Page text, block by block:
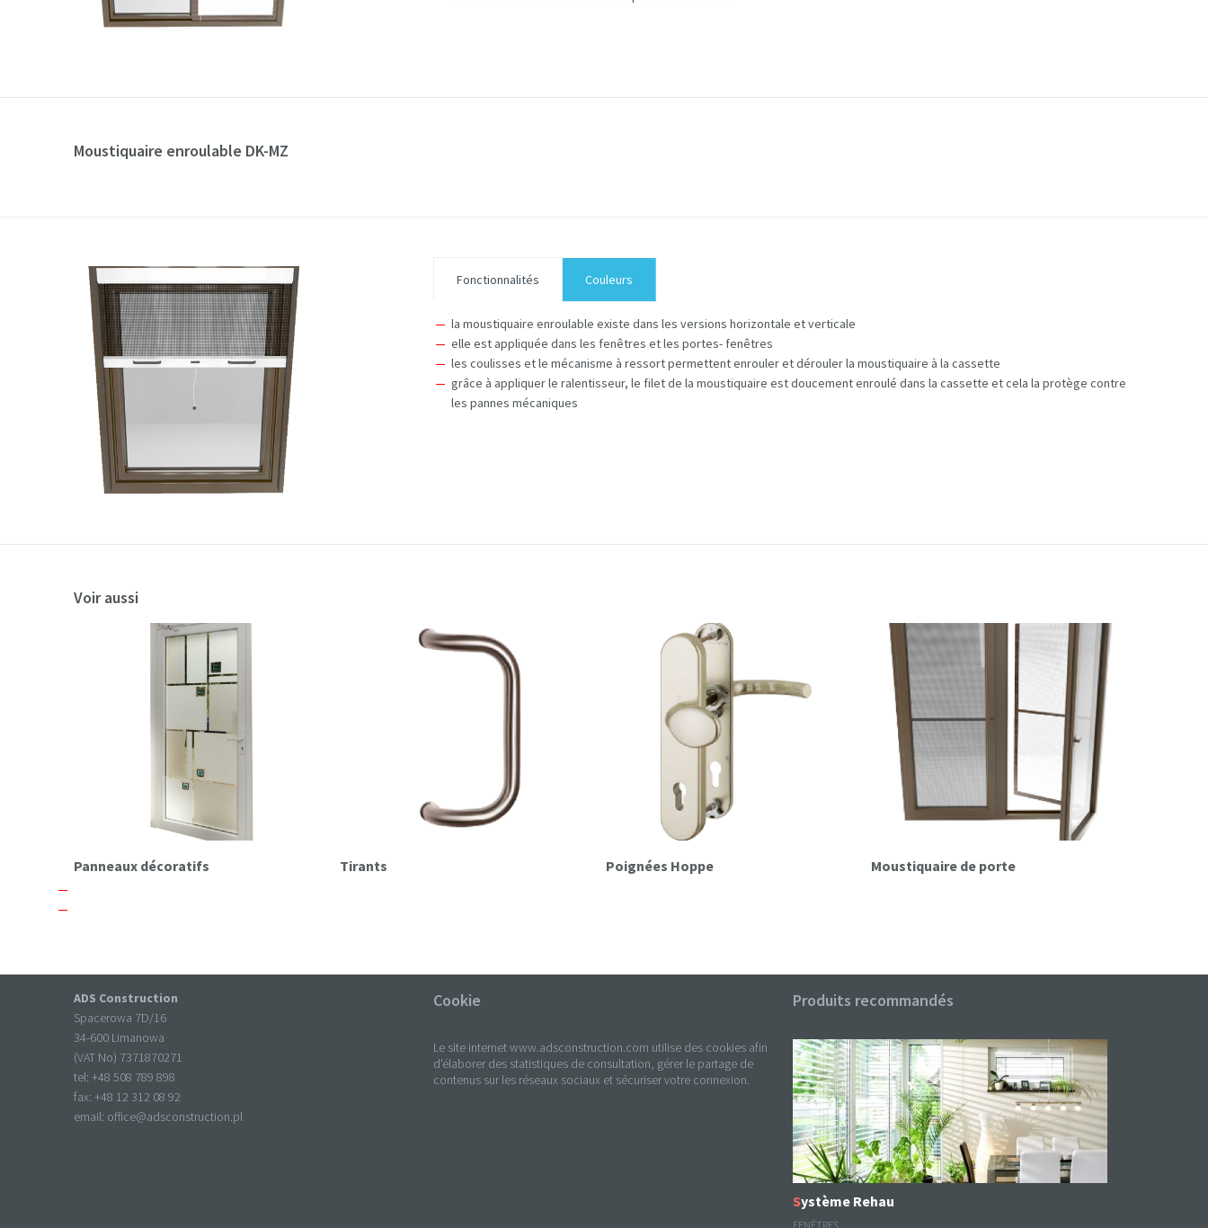
Moustiquaire enroulable DK-MZ
Fonctionnalités Couleurs
la moustiquaire enroulable existe dans les versions horizontale et verticale
elle est appliquée dans les fenêtres et les portes- fenêtres
les coulisses et le mécanisme à ressort permettent enrouler et dérouler la moustiquaire à la cassette
grâce à appliquer le ralentisseur, le filet de la moustiquaire est doucement enroulé dans la cassette et cela la protège contre
les pannes mécaniques
Voir aussi
Panneaux décoratifs Tirants Poignées Hoppe Moustiquaire de porte
ADS Construction
Spacerowa 7D/16
34-600 Limanowa
(VAT No) 7371870271
tel: +48 508 789 898
fax: +48 12 312 08 92
email: office@adsconstruction.pl
Cookie
Le site internet www.adsconstruction.com utilise des cookies afin
d'élaborer des statistiques de consultation, gérer le partage de
contenus sur les réseaux sociaux et sécuriser votre connexion.
Produits recommandés
Système Rehau
FENÊTRES